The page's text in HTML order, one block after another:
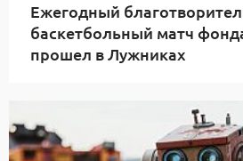
Ежегодный
баскетбольный матч
прошел в Лужниках